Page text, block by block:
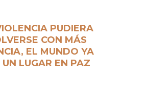
PUDIERA
CON MÁS
EL MUNDO YA
UN LUGAR EN PAZ